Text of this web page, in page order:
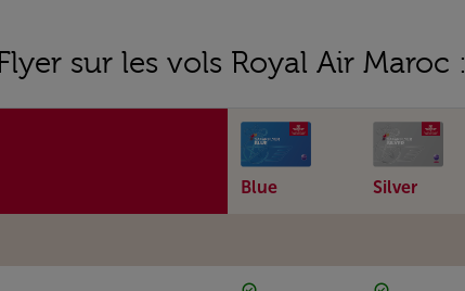
sur les vols Royal Air Maroc :
Blue Silver